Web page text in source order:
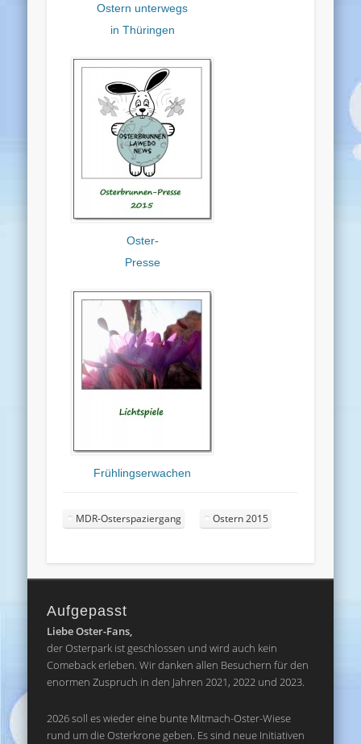
Ostern unterwegs
in Thüringen
Oster-
Presse
Frühlingserwachen
MDR-Osterspaziergang Ostern 2015
Aufgepasst
Liebe Oster-Fans,
der Osterpark ist geschlossen und wird auch kein
Comeback erleben. Wir danken allen Besuchern für den
enormen Zuspruch in den Jahren 2021, 2022 und 2023.
2026 soll es wieder eine bunte Mitmach-Oster-Wiese
rund um die Osterkrone geben. Es sind neue Initiativen